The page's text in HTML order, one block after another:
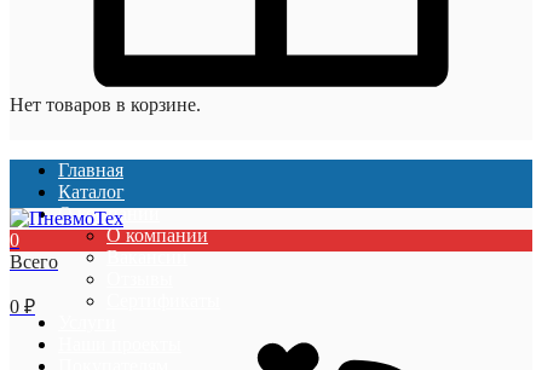
Нет товаров в корзине.
Главная
Каталог
О компании
О компании
Вакансии
0
Всего
0 ₽